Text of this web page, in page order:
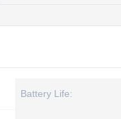
Battery Life: